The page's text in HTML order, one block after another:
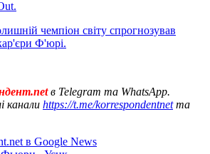
чемпіон світу спрогнозував
Ф'юрі.
в Telegram та WhatsApp.
канали https://t.me/korrespondentnetта
в Google News